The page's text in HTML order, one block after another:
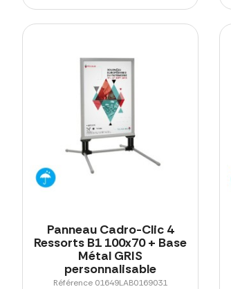
Panneau Cadro-Clic 4
Ressorts B1 100x70 + Base
Métal GRIS
personnalisable
Référence 01649LAB0169031